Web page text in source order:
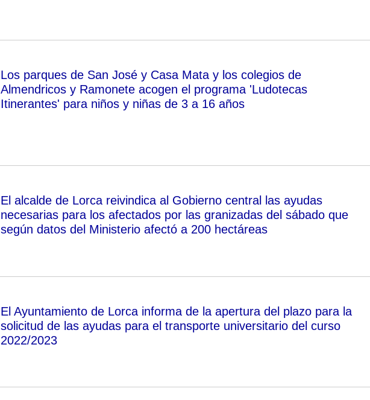
Los parques de San José y Casa Mata y los colegios de
Almendricos y Ramonete acogen el programa 'Ludotecas
Itinerantes' para niños y niñas de 3 a 16 años
El alcalde de Lorca reivindica al Gobierno central las ayudas
necesarias para los afectados por las granizadas del sábado que
según datos del Ministerio afectó a 200 hectáreas
El Ayuntamiento de Lorca informa de la apertura del plazo para la
solicitud de las ayudas para el transporte universitario del curso
2022/2023